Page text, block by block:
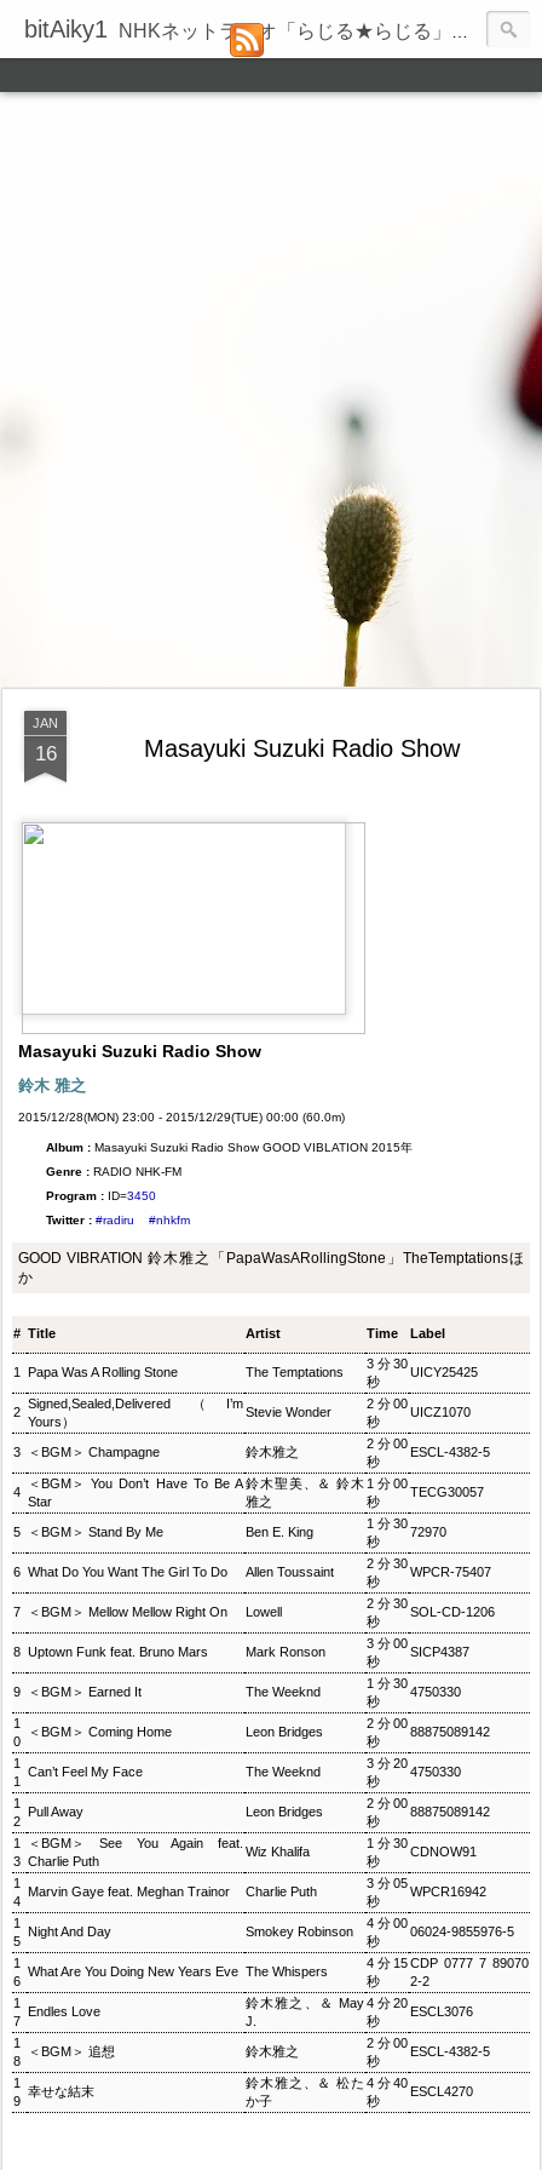
bitAiky1 NHKネットラジオ「らじる★らじる」の録音履歴
JAN
16 Masayuki Suzuki Radio Show
Masayuki Suzuki Radio Show
鈴木 雅之
2015/12/28(MON) 23:00 - 2015/12/29(TUE) 00:00 (60.0m)
Album : Masayuki Suzuki Radio Show GOOD VIBLATION 2015年
Genre : RADIO NHK-FM
Program : ID=3450
Twitter : #radiru #nhkfm
GOOD VIBRATION 鈴木雅之「PapaWasARollingStone」TheTemptationsほ
か
# Title Artist Time Label
1 Papa Was A Rolling Stone The Temptations
3分30
秒
UICY25425
2
Signed,Sealed,Delivered（I’m
Yours）
Stevie Wonder
2分00
秒
UICZ1070
3 ＜BGM＞ Champagne 鈴木雅之
2分00
秒
ESCL-4382-5
4
＜BGM＞ You Don’t Have To Be A
Star
鈴木聖美、＆ 鈴木
雅之
1分00
秒
TECG30057
5 ＜BGM＞ Stand By Me Ben E. King
1分30
秒
72970
6 What Do You Want The Girl To Do Allen Toussaint
2分30
秒
WPCR-75407
7 ＜BGM＞ Mellow Mellow Right On Lowell
2分30
秒
SOL-CD-1206
8 Uptown Funk feat. Bruno Mars Mark Ronson
3分00
秒
SICP4387
9 ＜BGM＞ Earned It The Weeknd
1分30
秒
4750330
1
0
＜BGM＞ Coming Home Leon Bridges
2分00
秒
88875089142
1
1
Can’t Feel My Face The Weeknd
3分20
秒
4750330
1
2
Pull Away Leon Bridges
2分00
秒
88875089142
1
3
＜BGM＞ See You Again feat.
Charlie Puth
Wiz Khalifa
1分30
秒
CDNOW91
1
4
Marvin Gaye feat. Meghan Trainor Charlie Puth
3分05
秒
WPCR16942
1
5
Night And Day Smokey Robinson
4分00
秒
06024-9855976-5
1
6
What Are You Doing New Years Eve The Whispers
4分15
秒
CDP 0777 7 89070
2-2
1
7
Endles Love
鈴木雅之、＆ May
J.
4分20
秒
ESCL3076
1
8
＜BGM＞ 追想 鈴木雅之
2分00
秒
ESCL-4382-5
1
9
幸せな結末
鈴木雅之、＆ 松た
か子
4分40
秒
ESCL4270